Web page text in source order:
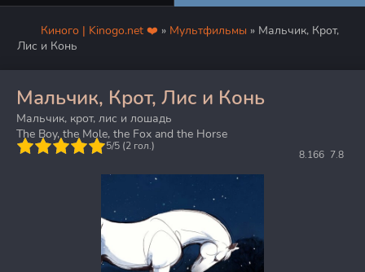
Киного | Kinogo.net ❤️ » Мультфильмы » Мальчик, Крот,
Лис и Конь
Мальчик, Крот, Лис и Конь
Мальчик, крот, лис и лошадь
The Boy, the Mole, the Fox and the Horse
8.166 7.8
5/5 (2 гол.)